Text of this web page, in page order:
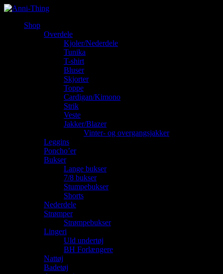
Shop
Overdele
Kjoler/Nederdele
Tunika
T-shirt
Bluser
Skjorter
Toppe
Cardigan/Kimono
Strik
Veste
Jakker/Blazer
Vinter- og overgangsjakker
Leggins
Poncho’er
Bukser
Lange bukser
7/8 bukser
Stumpebukser
Shorts
Nederdele
Strømper
Strømpebukser
Lingeri
Uld undertøj
BH Forlængere
Nattøj
Badetøj